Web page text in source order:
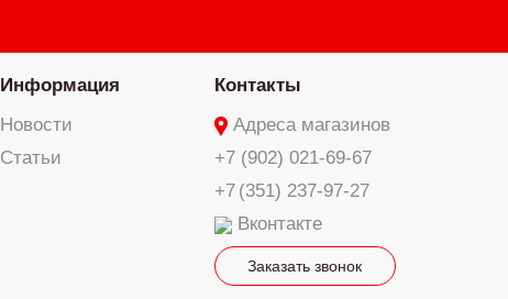
Информация
Новости
Статьи
Контакты
Адреса магазинов
+7 (902) 021-69-67
+7 (351) 237-97-27
Вконтакте
Заказать звонок